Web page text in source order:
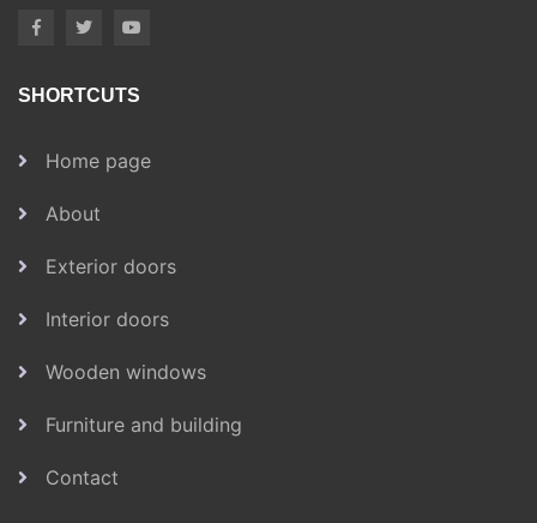
SHORTCUTS
Home page
About
Exterior doors
Interior doors
Wooden windows
Furniture and building
Contact